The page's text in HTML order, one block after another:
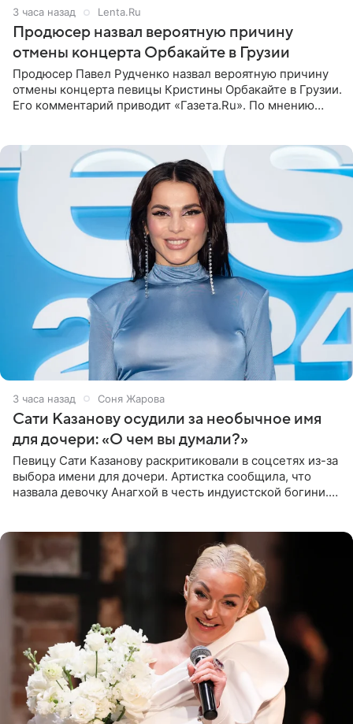
3 часа назад Lenta.Ru
Продюсер назвал вероятную причину
отмены концерта Орбакайте в Грузии
Продюсер Павел Рудченко назвал вероятную причину
отмены концерта певицы Кристины Орбакайте в Грузии.
Его комментарий приводит «Газета.Ru». По мнению
3 часа назад Соня Жарова
Сати Казанову осудили за необычное имя
для дочери: «О чем вы думали?»
Певицу Сати Казанову раскритиковали в соцсетях из-за
выбора имени для дочери. Артистка сообщила, что
назвала девочку Анагхой в честь индуистской богини.